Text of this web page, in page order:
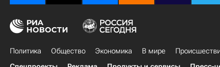
Политика Общество Экономика В мире